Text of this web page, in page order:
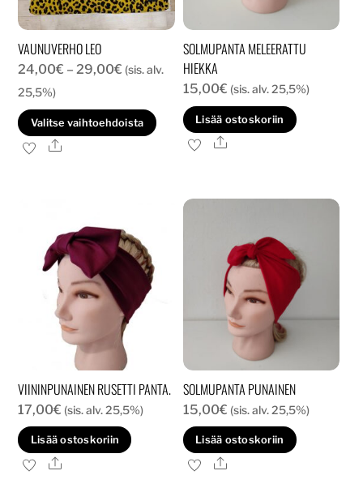
VAUNUVERHO LEO
24,00€ – 29,00€ Hintaluokka:
-
29,00€
(sis. alv.
25,5%)
Valitse vaihtoehdoista
Tällä
tuotteella
muunnelma.
sivulla.
Ale
SOLMUPANTA MELEERATTU
HIEKKA
15,00€ (sis. alv. 25,5%)
Lisää ostoskoriin
Ale
VIININPUNAINEN RUSETTI PANTA.
17,00€ (sis. alv. 25,5%)
Lisää ostoskoriin
Ale
SOLMUPANTA PUNAINEN
15,00€ (sis. alv. 25,5%)
Lisää ostoskoriin
Ale